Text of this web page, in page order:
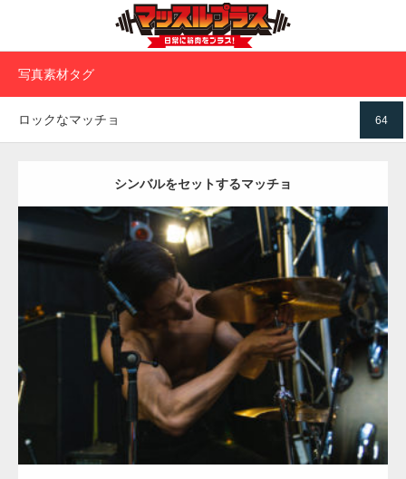
写真素材タグ
64
ロックなマッチョ
シンバルをセットするマッチョ
Update:2023.02.11
Category:ロックなマッチョ オレンジの人 AKIHITO(細マッチョ) 天
神 (福岡)
ダウンロード